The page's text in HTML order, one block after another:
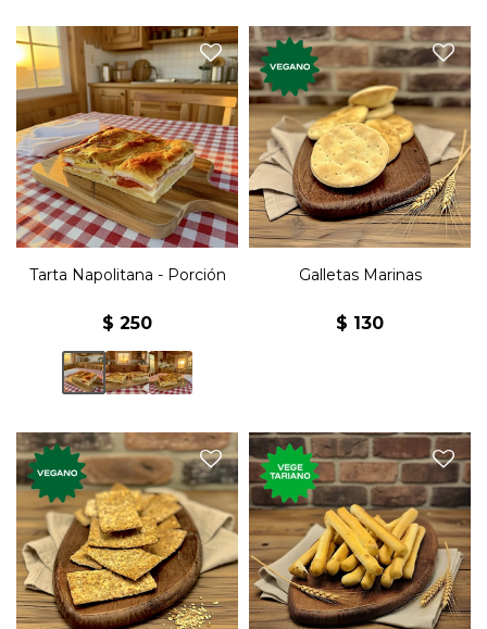
Porción de tarta rellena con
jamón, queso y tomate.
Tarta Napolitana - Porción
$ 250
Las clásicas galletas marinas
de panadería de toda
nuestra vida.
Galletas Marinas
$ 130
Galletas premium de
salvado.
Grisines clásicos
vegetarianos.